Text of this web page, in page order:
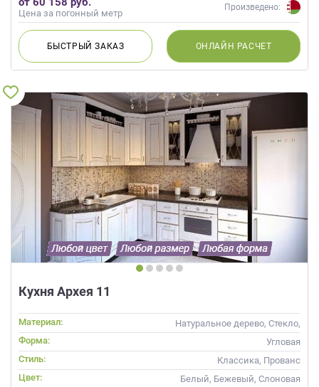
Цена за погонный метр
Произведено:
БЫСТРЫЙЗАКАЗ ОНЛАЙН РАСЧЕТ
Кухня Архея 11
Материал:
Натуральное дерево, Стекло,
Массив, С патиной
Форма:
Угловая
Стиль:
Классика, Прованс
Цвет:
Белый, Бежевый, Слоновая